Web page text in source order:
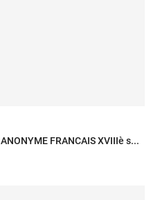
Bouchardon, Edme, attribué à ; ANONYME FRANCAIS XVIIIè s...